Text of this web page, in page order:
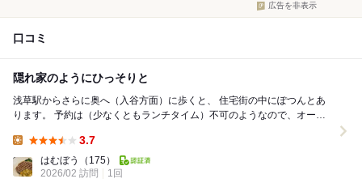
広告を非表示
口コミ
隠れ家のようにひっそりと
浅草駅からさらに奥へ（入谷方面）に歩くと、 住宅街の中にぽつんとあ
ります。 予約は（少なくともランチタイム）不可のようなので、オープ
3.7
はむぼう
（175）
2026/02 訪問
1回